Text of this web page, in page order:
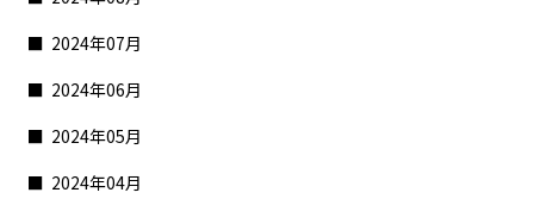
2024年07月
2024年06月
2024年05月
2024年04月